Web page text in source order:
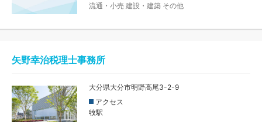
流通・小売 建設・建築 その他
矢野幸治税理士事務所
大分県大分市明野高尾3-2-9
アクセス
牧駅